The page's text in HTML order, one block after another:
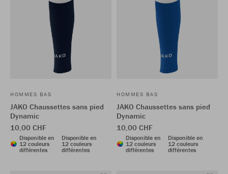
HOMMES BAS
JAKO Chaussettes sans pied
Dynamic
10,00 CHF
Disponible en
12 couleurs
différentes
Disponible en
12 couleurs
différentes
HOMMES BAS
JAKO Chaussettes sans pied
Dynamic
10,00 CHF
Disponible en
12 couleurs
différentes
Disponible en
12 couleurs
différentes